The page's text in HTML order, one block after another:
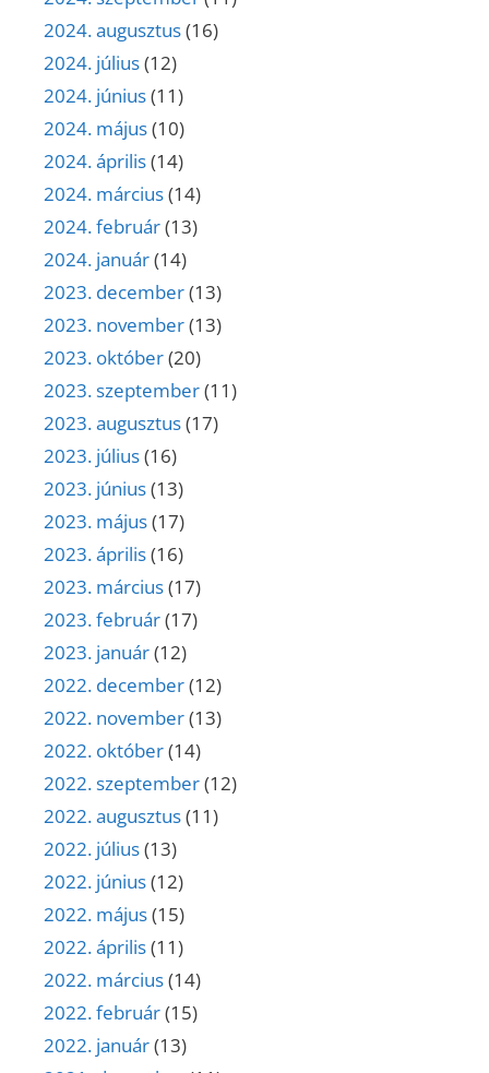
2024. augusztus(16)
2024. július(12)
2024. június(11)
2024. május(10)
2024. április(14)
2024. március(14)
2024. február(13)
2024. január(14)
2023. december(13)
2023. november(13)
2023. október(20)
2023. szeptember(11)
2023. augusztus(17)
2023. július(16)
2023. június(13)
2023. május(17)
2023. április(16)
2023. március(17)
2023. február(17)
2023. január(12)
2022. december(12)
2022. november(13)
2022. október(14)
2022. szeptember(12)
2022. augusztus(11)
2022. július(13)
2022. június(12)
2022. május(15)
2022. április(11)
2022. március(14)
2022. február(15)
2022. január(13)